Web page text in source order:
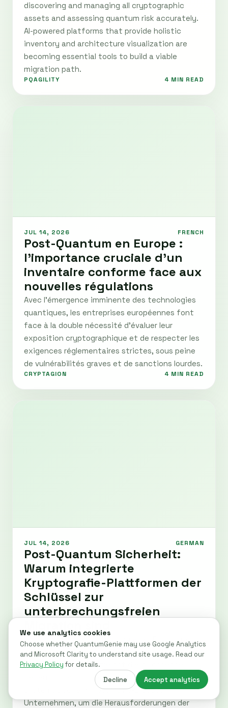
discovering and managing all cryptographic
assets and assessing quantum risk accurately.
AI-powered platforms that provide holistic
inventory and architecture visualization are
becoming essential tools to build a viable
migration path.
PQAGILITY 4 MIN READ
JUL 14, 2026 FRENCH
Post-Quantum en Europe :
l'importance cruciale d'un
inventaire conforme face aux
nouvelles régulations
Avec l'émergence imminente des technologies
quantiques, les entreprises européennes font
face à la double nécessité d'évaluer leur
exposition cryptographique et de respecter les
exigences réglementaires strictes, sous peine
de vulnérabilités graves et de sanctions lourdes.
CRYPTAGION 4 MIN READ
JUL 14, 2026 GERMAN
Post-Quantum Sicherheit:
Warum integrierte
Kryptografie-Plattformen der
Schlüssel zur
unterbrechungsfreien
Die jüngste Markteinführung einer Plattform für
einheitliches kryptografisches Lifecycle-
Management unterstreicht die wachsende
Bedeutung von Crypto-Agilität und
systematischer Kryptografie-Discovery in
Unternehmen, um die Herausforderungen der